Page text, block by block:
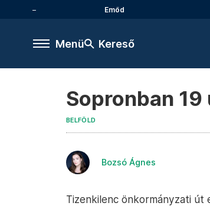
Emőd
Menü Kereső
Sopronban
BELFÖLD
Bozsó Ágnes
Tizenkilenc önkormányzati